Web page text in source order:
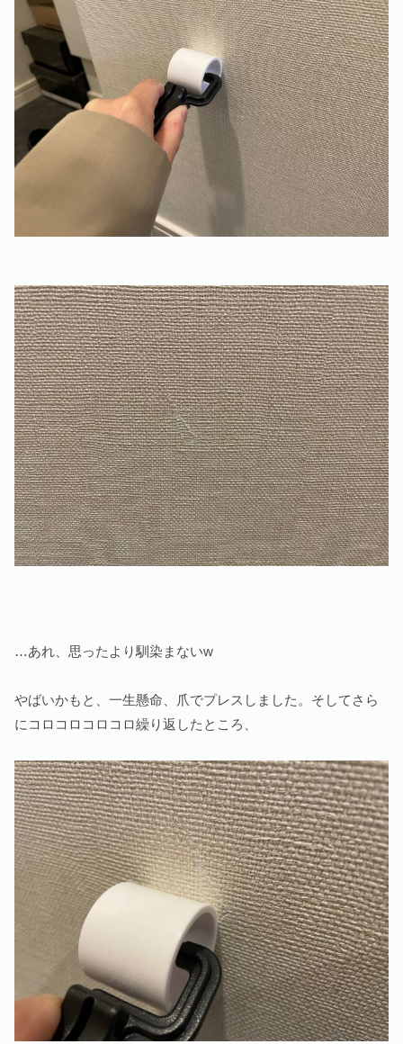
…あれ、思ったより馴染まないw
やばいかもと、一生懸命、爪でプレスしました。そしてさら
にコロコロコロコロ繰り返したところ、